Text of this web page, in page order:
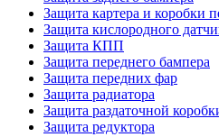
Защита картера и коробки
Защита кислородного
Защита КПП
Защита переднего бампера
Защита передних фар
Защита радиатора
Защита раздаточной
Защита редуктора